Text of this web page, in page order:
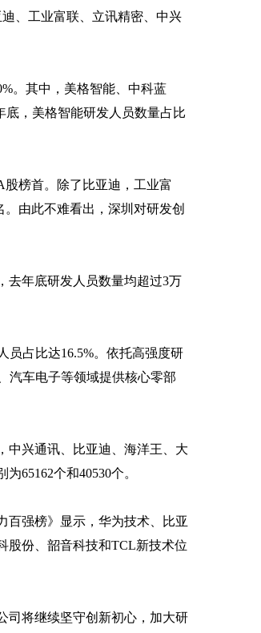
、工业富联、立讯精密、中兴
。其中，美格智能、中科蓝
底，美格智能研发人员数量占比
榜首。除了比亚迪，工业富
由此不难看出，深圳对研发创
去年底研发人员数量均超过3万
员占比达16.5%。依托高强度研
汽车电子等领域提供核心零部
中兴通讯、比亚迪、海洋王、大
65162个和40530个。
百强榜》显示，华为技术、比亚
股份、韶音科技和TCL新技术位
司将继续坚守创新初心，加大研